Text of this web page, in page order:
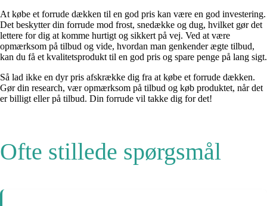
At købe et forrude dækken til en god pris kan være en god investering.
Det beskytter din forrude mod frost, snedække og dug, hvilket gør det
lettere for dig at komme hurtigt og sikkert på vej. Ved at være
opmærksom på tilbud og vide, hvordan man genkender ægte tilbud,
kan du få et kvalitetsprodukt til en god pris og spare penge på lang sigt.
Så lad ikke en dyr pris afskrække dig fra at købe et forrude dækken.
Gør din research, vær opmærksom på tilbud og køb produktet, når det
er billigt eller på tilbud. Din forrude vil takke dig for det!
Ofte stillede spørgsmål